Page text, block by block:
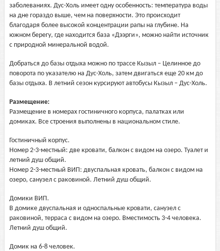
заболеваниях. Дус-Холь имеет одну особенность: температура воды
на дне гораздо выше, чем на поверхности. Это происходит
благодаря более высокой концентрации рапы на глубине. На
южном берегу, где находится база «Дээрги», можно найти источник
с природной минеральной водой.
Добраться до базы отдыха можно по трассе Кызыл – Целинное до
поворота по указателю на Дус-Холь, затем двигаться еще 20 км до
базы отдыха. В летний сезон курсируют автобусы Кызыл – Дус-Холь.
Размещение:
Размещение в номерах гостиничного корпуса, палатках или
домиках. Все строения выполнены в национальном стиле.
Гостиничный корпус.
Номер 2-3-местный: две кровати, балкон с видом на озеро. Туалет и
летний душ общий.
Номер 2-3-местный ВИП: двуспальная кровать, балкон с видом на
озеро, санузел с раковиной. Летний душ общий.
Домики ВИП.
В домике двуспальная и односпальные кровати, санузел с
раковиной, терраса с видом на озеро. Вместимость 3-4 человека.
Летний душ общий.
Домик на 6-8 человек.